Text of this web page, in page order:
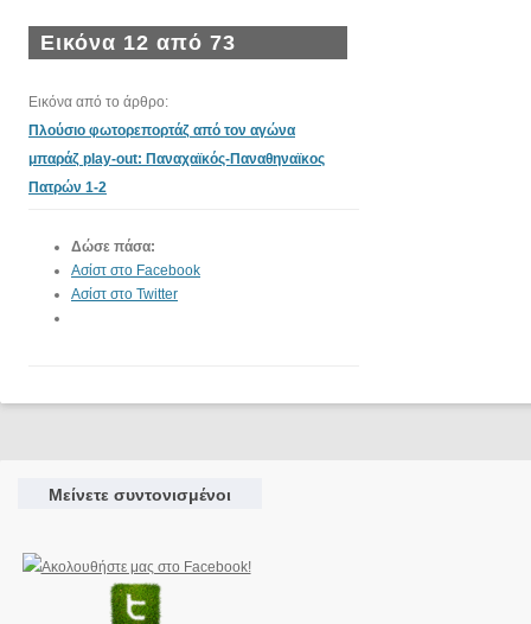
Εικόνα 12 από 73
Εικόνα από το άρθρο:
Πλούσιο φωτορεπορτάζ από τον αγώνα
μπαράζ play-out: Παναχαϊκός-Παναθηναϊκος
Πατρών 1-2
Δώσε πάσα:
Ασίστ στο Facebook
Ασίστ στο Twitter
Μείνετε συντονισμένοι